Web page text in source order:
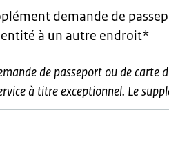
demande de
à un autre endroit*
de passeport ou de carte
à titre exceptionnel. Le